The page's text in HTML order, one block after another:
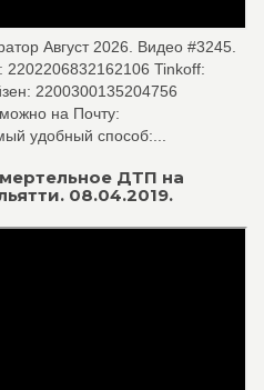
Август 2026. Видео #3245.
2202206832162106 Tinkoff:
2200300135204756
на Почту:
удобный способ:...
ДТП на
08.04.2019.